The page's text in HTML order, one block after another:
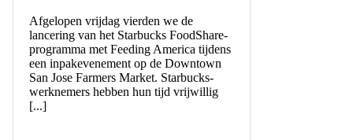
Afgelopen vrijdag vierden we de
lancering van het Starbucks FoodShare-
programma met Feeding America tijdens
een inpakevenement op de Downtown
San Jose Farmers Market. Starbucks-
werknemers hebben hun tijd vrijwillig
[...]